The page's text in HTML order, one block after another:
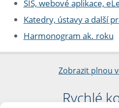
SIS, webové aplikace,
Katedry, ústavy a další
Harmonogram ak. roku
Zobrazit plnou
Rychlé